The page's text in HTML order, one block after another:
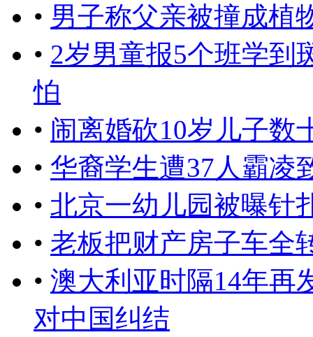
• 男子称父亲被撞成植
• 2岁男童报5个班学到
怕
• 闹离婚砍10岁儿子数
• 华裔学生遭37人霸凌
• 北京一幼儿园被曝针
• 老板把财产房子车全
• 澳大利亚时隔14年再
对中国纠结